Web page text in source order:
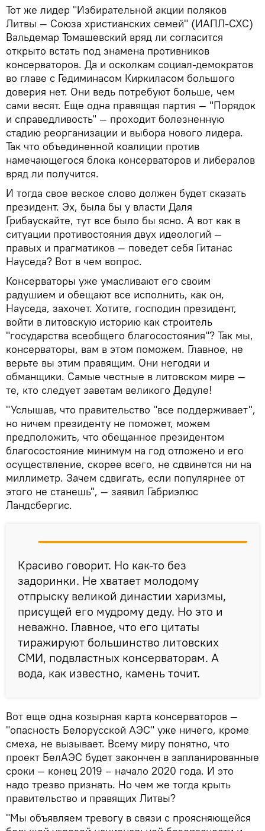
Тот же лидер "Избирательной акции поляков
Литвы — Союза христианских семей" (ИАПЛ-СХС)
Вальдемар Томашевский вряд ли согласится
открыто встать под знамена противников
консерваторов. Да и осколкам социал-демократов
во главе с Гедиминасом Киркиласом большого
доверия нет. Они ведь потребуют больше, чем
сами весят. Еще одна правящая партия — "Порядок
и справедливость" — проходит болезненную
стадию реорганизации и выбора нового лидера.
Так что объединенной коалиции против
намечающегося блока консерваторов и либералов
вряд ли получится.
И тогда свое веское слово должен будет сказать
президент. Эх, была бы у власти Даля
Грибаускайте, тут все было бы ясно. А вот как в
ситуации противостояния двух идеологий —
правых и прагматиков — поведет себя Гитанас
Науседа? Вот в чем вопрос.
Консерваторы уже умасливают его своим
радушием и обещают все исполнить, как он,
Науседа, захочет. Хотите, господин президент,
войти в литовскую историю как строитель
"государства всеобщего благосостояния"? Так мы,
консерваторы, вам в этом поможем. Главное, не
верьте вы этим правящим. Они негодяи и
обманщики. Самые честные в литовском мире —
те, кто следует заветам великого Дедуле!
"Услышав, что правительство "все поддерживает",
но ничем президенту не поможет, можем
предположить, что обещанное президентом
благосостояние минимум на год отложено и его
осуществление, скорее всего, не сдвинется ни на
миллиметр. Зачем сдвигать, если популярнее от
этого не станешь", — заявил Габриэлюс
Ландсбергис.
Красиво говорит. Но как-то без
задоринки. Не хватает молодому
отпрыску великой династии харизмы,
присущей его мудрому деду. Но это и
неважно. Главное, что его цитаты
тиражируют большинство литовских
СМИ, подвластных консерваторам. А
вода, как известно, камень точит.
Вот еще одна козырная карта консерваторов —
"опасность Белорусской АЭС" уже ничего, кроме
смеха, не вызывает. Всему миру понятно, что
проект БелАЭС будет закончен в запланированные
сроки — конец 2019 – начало 2020 года. И это
надо трезво признать. Но чем же тогда крыть
правительство и правящих Литвы?
"Мы объявляем тревогу в связи с проясняющейся